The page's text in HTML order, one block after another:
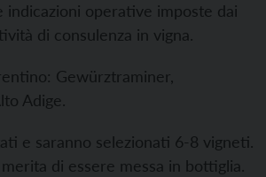
operative imposte dai
di consulenza in vigna.
Gewürztraminer,
Adige.
e saranno selezionati 6-8 vigneti.
di essere messa in bottiglia.